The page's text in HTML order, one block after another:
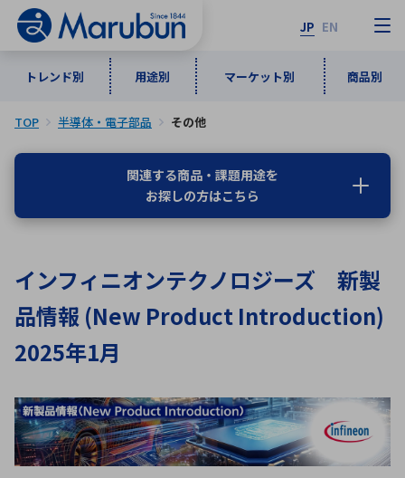
JP EN
トレンド別 用途別 マーケット別 商品別
トレンド別
インダストリアルDXソリューション
5G・Local 5G
ロボティクス（AI）
用途別
通信・ネットワーク
監視・セキュリティ
品質管理・検査
マーケット別
情報通信 宇宙・防衛
民生 医療
商品別
計測・測定・表示機器 検査・分析機器
ICTソリューション 組立・ロボティクス
メーカ一覧
な行
は行 ま行
や行
ら行
わ行
A B C
D
E
F G
TOP 半導体・電子部品 その他
関連する商品・課題用途を
お探しの方はこちら
インフィニオンテクノロジーズ 新製
品情報 (New Product Introduction)
2025年1月